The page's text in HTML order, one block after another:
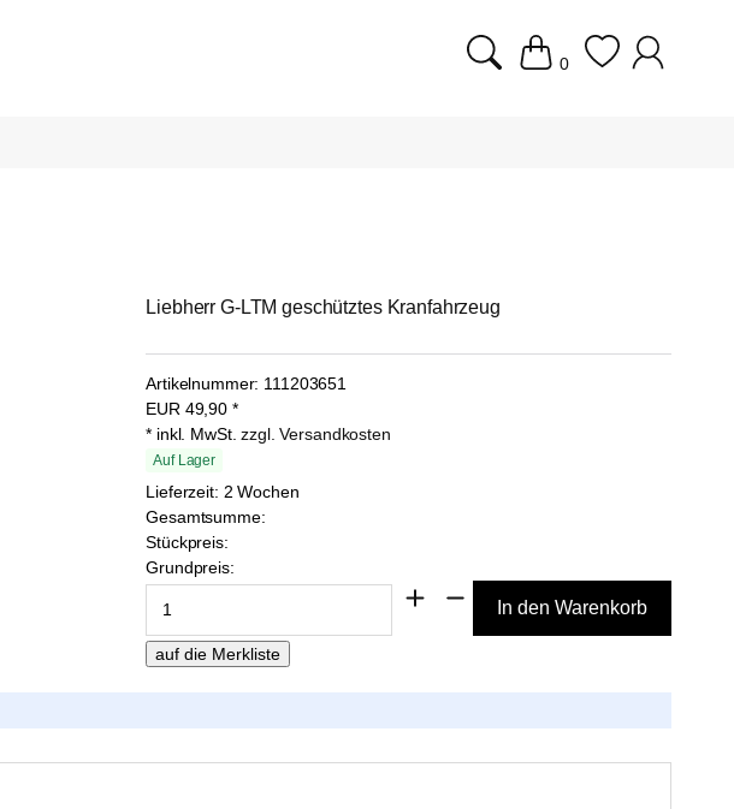
0
Liebherr G-LTM geschütztes Kranfahrzeug
Artikelnummer: 111203651
EUR 49,90 *
* inkl. MwSt.zzgl. Versandkosten
Auf Lager
Lieferzeit: 2 Wochen
Gesamtsumme:
Stückpreis:
Grundpreis: